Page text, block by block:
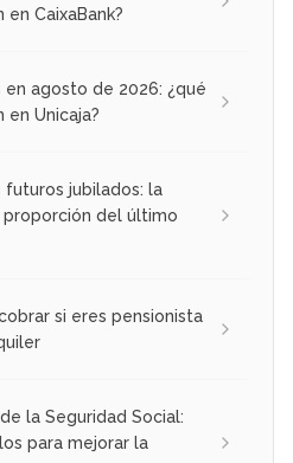
CaixaBank?
en agosto de 2026: ¿qué
en Unicaja?
futuros jubilados: la
proporción del último
si eres pensionista
la Seguridad Social:
para mejorar la